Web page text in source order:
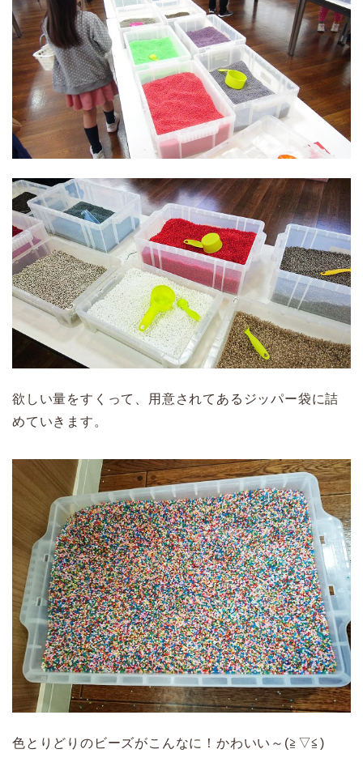
欲しい量をすくって、用意されてあるジッパー袋に詰
めていきます。
色とりどりのビーズがこんなに！かわいい～(≧▽≦)